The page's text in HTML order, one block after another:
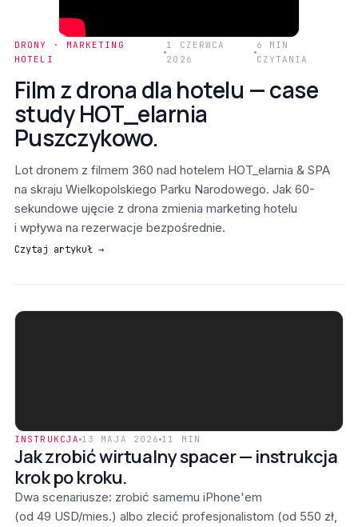
DRONY · MARKETING
HOTELI
1 CZERWCA
2026
6 MIN
CZYTANIA
Film z drona dla hotelu — case
study HOT_elarnia
Puszczykowo.
Lot dronem z filmem 360 nad hotelem HOT_elarnia & SPA
na skraju Wielkopolskiego Parku Narodowego. Jak 60-
sekundowe ujęcie z drona zmienia marketing hotelu
i wpływa na rezerwacje bezpośrednie.
Czytaj artykuł →
INSTRUKCJA 13 MAJA 2026 11 MIN
Jak zrobić wirtualny spacer — instrukcja
krok po kroku.
Dwa scenariusze: zrobić samemu iPhone'em
(od 49 USD/mies.) albo zlecić profesjonalistom (od 550 zł,